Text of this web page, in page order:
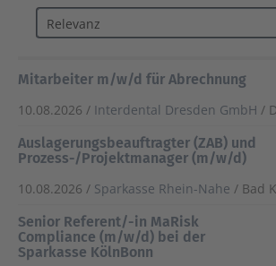
Mitarbeiter m/w/d für Abrechnung
10.08.2026 / Interdental Dresden GmbH /
Auslagerungsbeauftragter (ZAB) und
Prozess-/Projektmanager (m/w/d)
10.08.2026 / Sparkasse Rhein-Nahe / Bad
Senior Referent/-in MaRisk
Compliance (m/w/d) bei der
Sparkasse KölnBonn